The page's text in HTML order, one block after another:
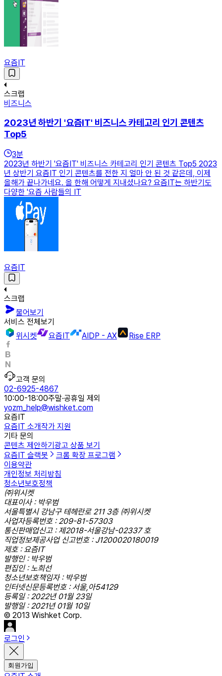
요즘IT
스크랩
비즈니스
2023년 하반기 '요즘IT' 비즈니스 카테고리 인기 콘텐츠
Top5
3분
2023년 하반기 '요즘IT' 비즈니스 카테고리 인기 콘텐츠 Top5 2023
년 상반기 요즘IT 인기 콘텐츠를 전한 지 얼마 안 된 것 같은데, 이제
올해가 끝나가네요. 올 한해 어떻게 지내셨나요? 요즘IT는 하반기도
다양한 '요즘 사람들의 IT
요즘IT
스크랩
물어보기
서비스 전체보기
위시켓
요즘IT AIDP - AX Rise ERP
고객 문의
02-6925-4867
10:00-18:00주말·공휴일 제외
yozm_help@wishket.com
요즘IT
요즘IT 소개작가 지원
기타 문의
콘텐츠 제안하기 광고 상품 보기
요즘IT 슬랙봇
크롬 확장 프로그램
이용약관
개인정보 처리방침
청소년보호정책
㈜위시켓
대표이사 : 박우범
서울특별시 강남구 테헤란로 211 3층 ㈜위시켓
사업자등록번호 : 209-81-57303
통신판매업신고 : 제2018-서울강남-02337 호
직업정보제공사업 신고번호 : J1200020180019
제호 : 요즘IT
발행인 : 박우범
편집인 : 노희선
청소년보호책임자 : 박우범
인터넷신문등록번호 : 서울,아54129
등록일 : 2022년 01월 23일
발행일 : 2021년 01월 10일
© 2013 Wishket Corp.
로그인
회원가입